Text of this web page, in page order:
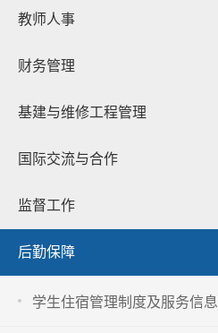
教师人事
财务管理
基建与维修工程管理
国际交流与合作
监督工作
后勤保障
学生住宿管理制度及服务信息